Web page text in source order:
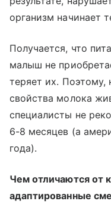
организм начинает
Получается, что
малыш не
теряет их. Поэтому,
свойства молока
специалисты не
6-8 месяцев (а
года).
Чем отличаются от
адаптированные